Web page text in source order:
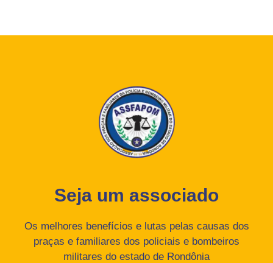
Seja um associado
Os melhores benefícios e lutas pelas causas dos
praças e familiares dos policiais e bombeiros
militares do estado de Rondônia